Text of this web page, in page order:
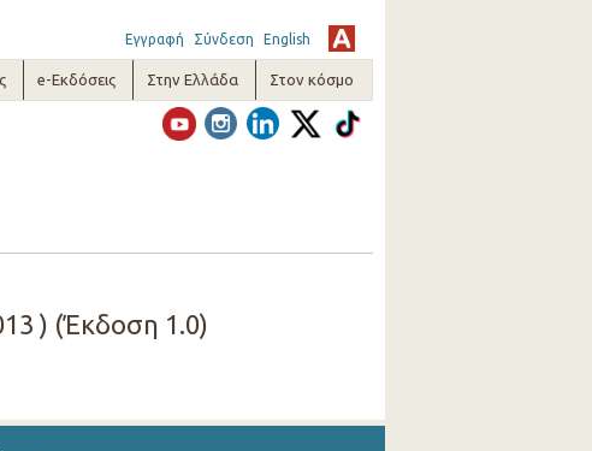
Εγγραφή Σύνδεση English
e-Εκδόσεις Στην Ελλάδα Στον κόσμο
) (Έκδοση 1.0)